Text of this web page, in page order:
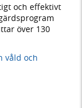
och effektivt
över 130
våld och